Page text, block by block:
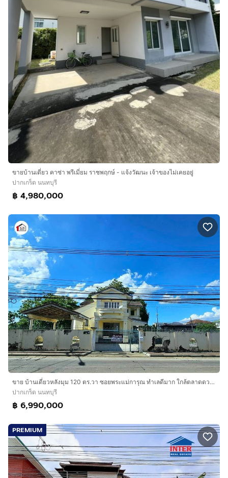
ขายบ้านเดี่ยว คาซ่า พรีเมี่ยม ราชพฤกษ์ - แจ้งวัฒนะ เจ้าของไม่เคยอยู่
ปากเกร็ด นนทบุรี
฿ 4,980,000
ขาย บ้านเดี่ยวหลังมุม 120 ตร.วา ซอยพระแม่การุณ ทำเลดีมาก ใกล้ตลาดดวงแก้ว เพียง 600 ม. จากถ.ติวานนท์
ปากเกร็ด นนทบุรี
฿ 6,990,000
PREMIUM